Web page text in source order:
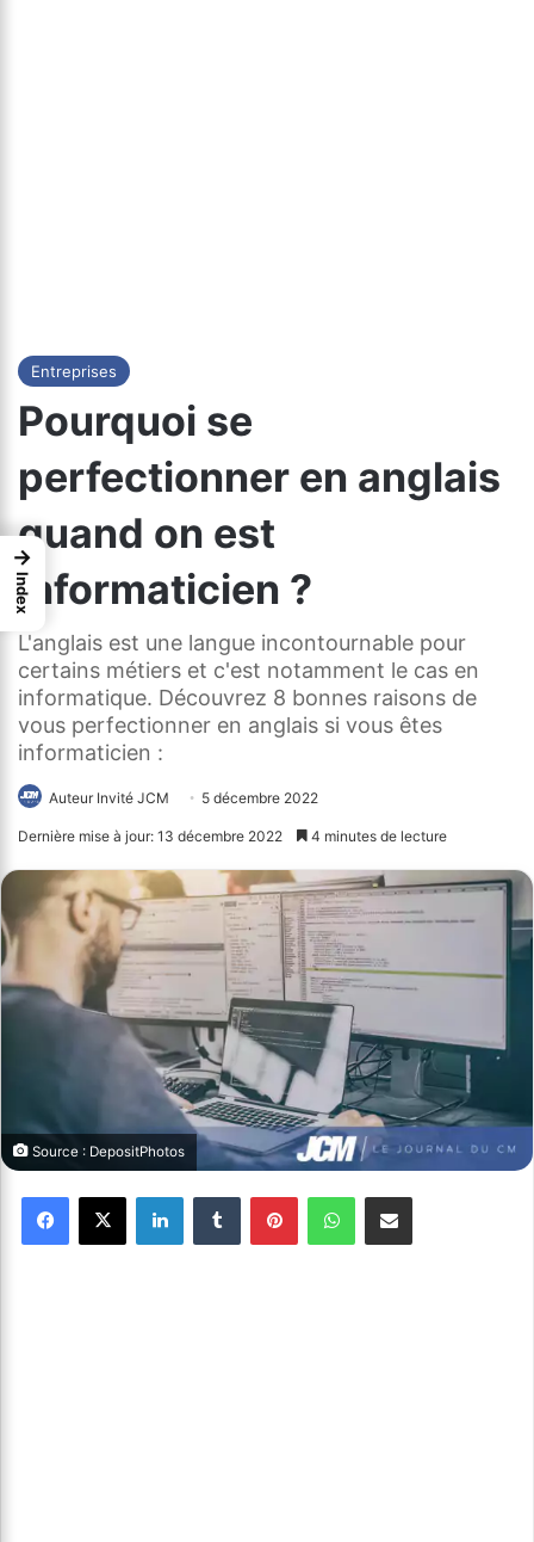
Entreprises
Pourquoi se
perfectionner en anglais
quand on est
informaticien ?
L'anglais est une langue incontournable pour
certains métiers et c'est notamment le cas en
informatique. Découvrez 8 bonnes raisons de
vous perfectionner en anglais si vous êtes
informaticien :
Auteur Invité JCM 5 décembre 2022
Dernière mise à jour: 13 décembre 2022 4 minutes de lecture
Source : DepositPhotos
→
Index